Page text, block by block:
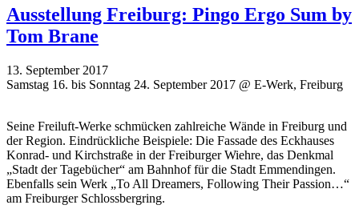
Ausstellung Freiburg: Pingo Ergo Sum by
Tom Brane
13. September 2017
Samstag 16. bis Sonntag 24. September 2017 @ E-Werk, Freiburg
Seine Freiluft-Werke schmücken zahlreiche Wände in Freiburg und
der Region. Eindrückliche Beispiele: Die Fassade des Eckhauses
Konrad- und Kirchstraße in der Freiburger Wiehre, das Denkmal
„Stadt der Tagebücher“ am Bahnhof für die Stadt Emmendingen.
Ebenfalls sein Werk „To All Dreamers, Following Their Passion…“
am Freiburger Schlossbergring.